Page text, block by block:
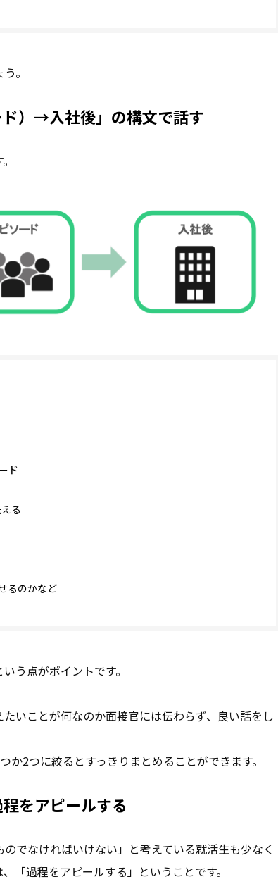
。
）→入社後」の構文で話す
ド
る
るのかなど
う点がポイントです。
いことが何なのか面接官には伝わらず、良い話をし
2つに絞るとすっきりまとめることができます。
をアピールする
でなければいけない」と考えている就活生も少なく
「過程をアピールする」ということです。